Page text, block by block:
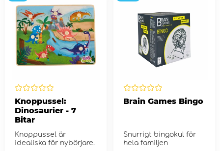
Knoppussel:
Dinosaurier - 7
Bitar
Knoppussel är
idealiska för nybörjare.
Brain Games Bingo
Snurrigt bingokul för
hela familjen